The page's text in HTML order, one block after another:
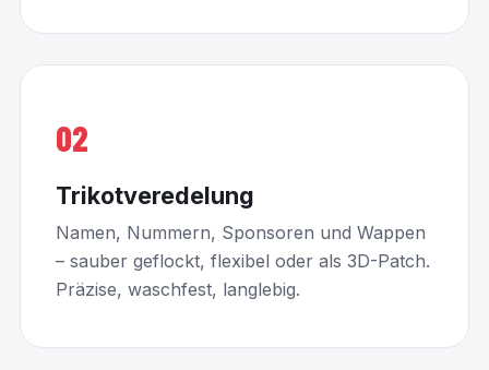
02
Trikotveredelung
Namen, Nummern, Sponsoren und Wappen
– sauber geflockt, flexibel oder als 3D-Patch.
Präzise, waschfest, langlebig.